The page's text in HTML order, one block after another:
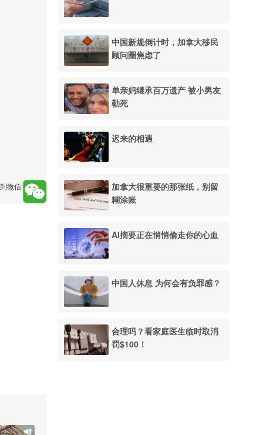
中国新规倒计时，加拿大移民
顾问圈焦虑了
单亲妈继承百万遗产 被小男友
勒死
迟来的相遇
加拿大很重要的那张纸，别留
糊涂账
AI摘要正在悄悄偷走你的心血
中国人休息 为何会有负罪感？
合理吗？看家庭医生临时取消
罚$100！
微信: